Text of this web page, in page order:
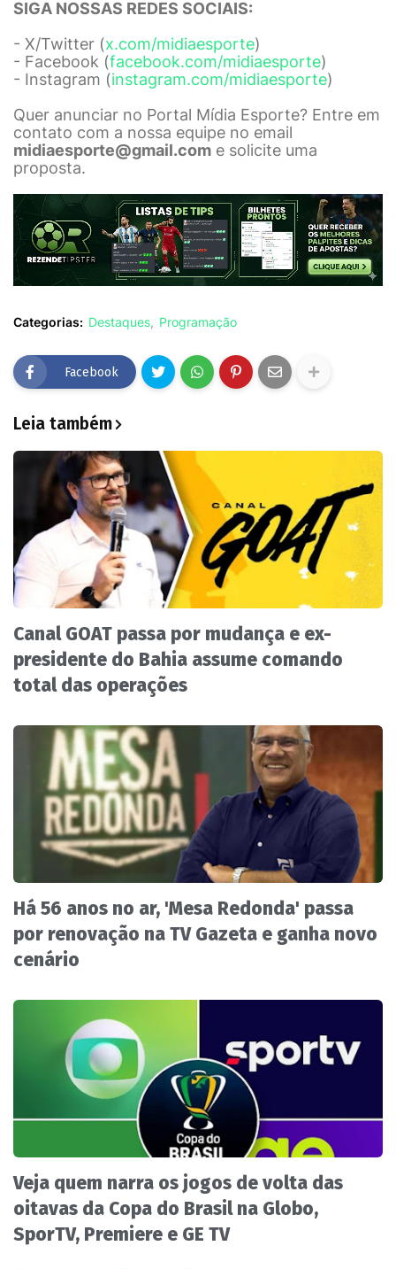
SIGA NOSSAS REDES SOCIAIS:
- X/Twitter (x.com/midiaesporte)
- Facebook (facebook.com/midiaesporte)
- Instagram (instagram.com/midiaesporte)
Quer anunciar no Portal Mídia Esporte? Entre em
contato com a nossa equipe no email
midiaesporte@gmail.com e solicite uma
proposta.
Categorias: Destaques Programação
Facebook
Leia também
Canal GOAT passa por mudança e ex-
presidente do Bahia assume comando
total das operações
Há 56 anos no ar, 'Mesa Redonda' passa
por renovação na TV Gazeta e ganha novo
cenário
Veja quem narra os jogos de volta das
oitavas da Copa do Brasil na Globo,
SporTV, Premiere e GE TV